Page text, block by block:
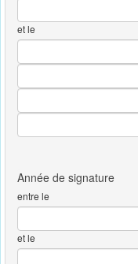
et le
entre le
et le